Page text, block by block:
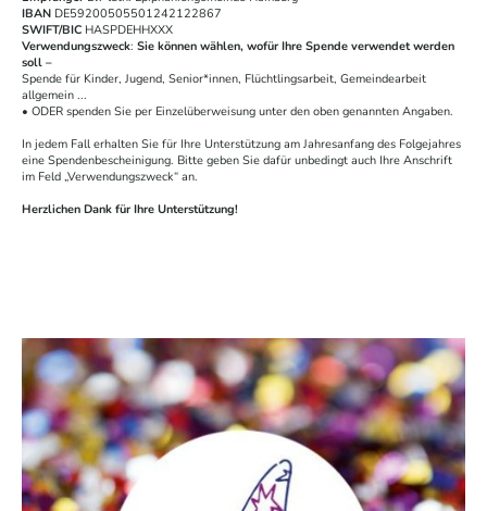
IBAN DE59200505501242122867
SWIFT/BIC HASPDEHHXXX
Verwendungszweck: Sie können wählen, wofür Ihre Spende verwendet werden
soll –
Spende für Kinder, Jugend, Senior*innen, Flüchtlingsarbeit, Gemeindearbeit
allgemein ...
• ODER spenden Sie per Einzelüberweisung unter den oben genannten Angaben.
In jedem Fall erhalten Sie für Ihre Unterstützung am Jahresanfang des Folgejahres
eine Spendenbescheinigung. Bitte geben Sie dafür unbedingt auch Ihre Anschrift
im Feld „Verwendungszweck“ an.
Herzlichen Dank für Ihre Unterstützung!